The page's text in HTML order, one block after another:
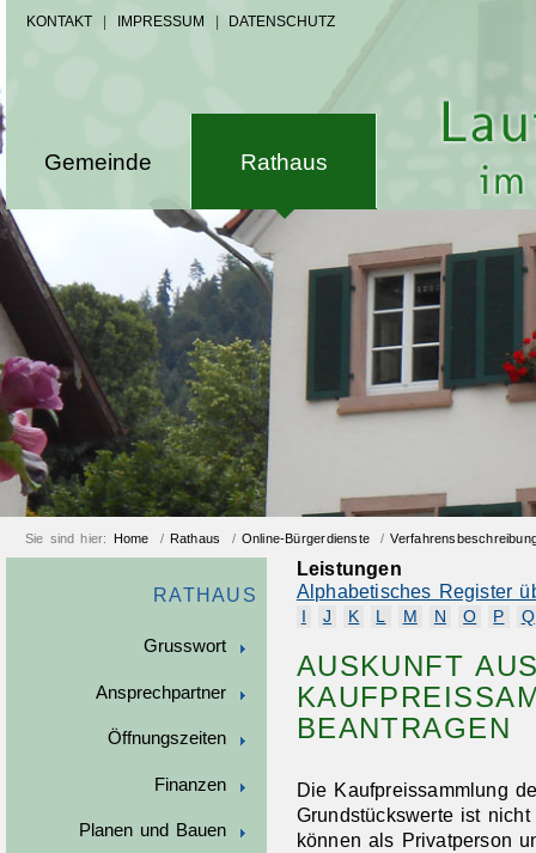
KONTAKT IMPRESSUM DATENSCHUTZ
Gemeinde Rathaus
Sie sind hier: Home / Rathaus / Online-Bürgerdienste /
RATHAUS
Grusswort
Ansprechpartner
Öffnungszeiten
Finanzen
Planen und Bauen
Leistungen
Alphabetisches Register
J K L M N O P Q
AUSKUNFT
BEANTRAGEN
Die Kaufpreissammlung
Grundstückswerte ist
können als Privatperson